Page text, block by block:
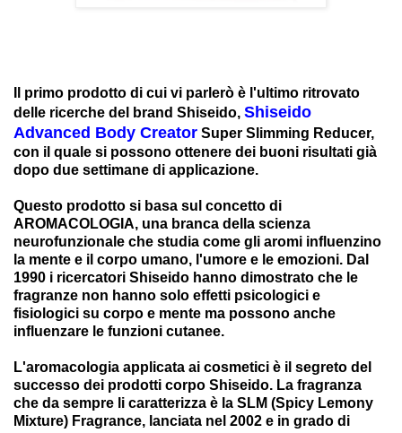
Il primo prodotto di cui vi parlerò è l'ultimo ritrovato
delle ricerche del brand Shiseido, Shiseido
Advanced Body Creator Super Slimming Reducer,
con il quale si possono ottenere dei buoni risultati già
dopo due settimane di applicazione.
Questo prodotto si basa sul concetto di
AROMACOLOGIA, una branca della scienza
neurofunzionale che studia come gli aromi influenzino
la mente e il corpo umano, l'umore e le emozioni. Dal
1990 i ricercatori Shiseido hanno dimostrato che le
fragranze non hanno solo effetti psicologici e
fisiologici su corpo e mente ma possono anche
influenzare le funzioni cutanee.
L'aromacologia applicata ai cosmetici è il segreto del
successo dei prodotti corpo Shiseido. La fragranza
che da sempre li caratterizza è la SLM (Spicy Lemony
Mixture) Fragrance, lanciata nel 2002 e in grado di